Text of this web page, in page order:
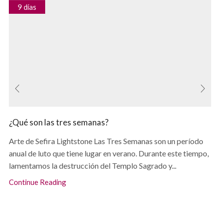
9 días
¿Qué son las tres semanas?
Arte de Sefira Lightstone Las Tres Semanas son un período
anual de luto que tiene lugar en verano. Durante este tiempo,
lamentamos la destrucción del Templo Sagrado y...
Continue Reading